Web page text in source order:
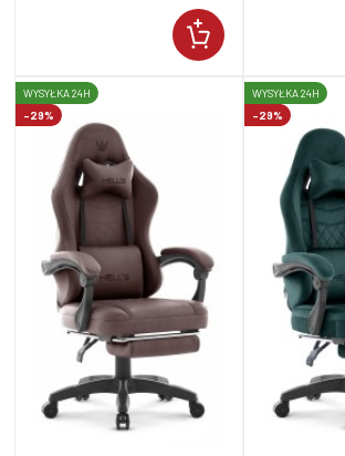
-29%
WYSYŁKA 24H
-29%
WYSYŁKA 24H